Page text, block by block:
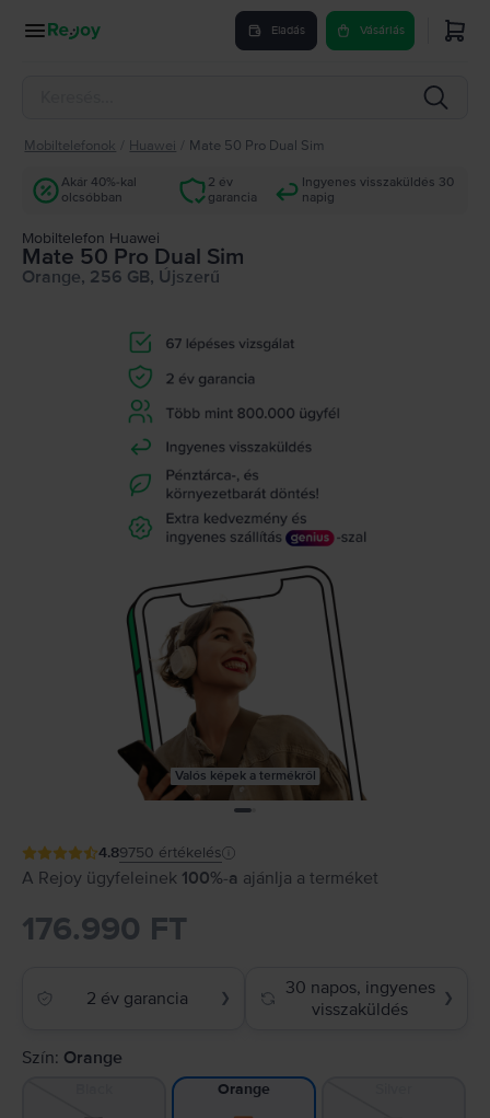
Eladás Vásárlás
Mobiltelefonok Huawei Mate 50 Pro Dual Sim
Akár 40%-kal
olcsóbban
2 év
garancia
Ingyenes visszaküldés 30
napig
Mobiltelefon Huawei
Mate 50 Pro Dual Sim
Orange, 256 GB, Újszerű
Valós képek a termékről
4.89750 értékelés
A Rejoy ügyfeleinek 100%-a ajánlja a terméket
176.990 FT
2 év garancia ❯
30 napos, ingyenes
visszaküldés
❯
Szín: Orange
Orange